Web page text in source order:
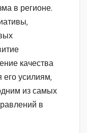
в регионе.
качества
его усилиям,
из самых
в